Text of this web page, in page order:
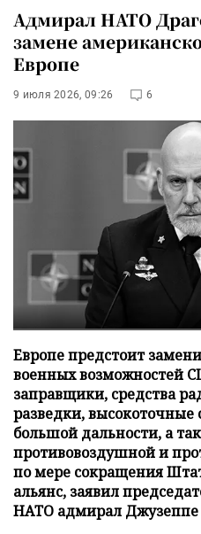
Адмирал НАТО
замене
Европе
9 июля 2026, 09:26 6
Европе предстоит
военных возможностей
заправщики, средства
разведки, высокоточные
большой дальности, а
противовоздушной и
по мере сокращения
альянс, заявил
НАТО адмирал Джузеппе